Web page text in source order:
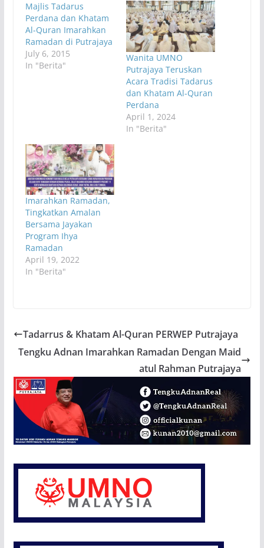
Majlis Tadarus
Perdana dan Khatam
Al-Quran Imarahkan
Ramadan di Putrajaya
July 6, 2015
In "Berita"
Wanita UMNO
Putrajaya Teruskan
Acara Tradisi Tadarus
dan Khatam Al-Quran
Perdana
April 1, 2024
In "Berita"
Imarahkan Ramadan,
Tingkatkan Amalan
Bersama Jayakan
Program Ihya
Ramadan
April 19, 2022
In "Berita"
Tadarrus & Khatam Al-Quran PERWEP Putrajaya
Tengku Adnan Imarahkan Ramadan Dengan Maid
atul Rahman Putrajaya